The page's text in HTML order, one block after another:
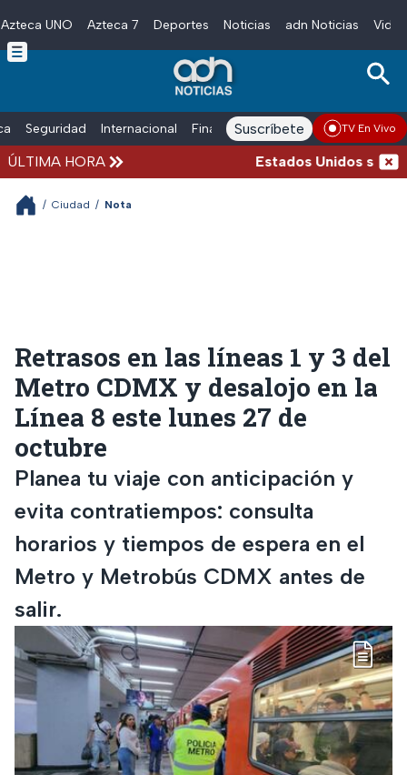
Skip to main content
Azteca UNO Azteca 7 Deportes Noticias adn Noticias
Seguridad Internacional Finanzas adn Noticias Radio
Suscríbete TV En Vivo
ÚLTIMA HORA Estados Unidos
/ Ciudad / Nota
Retrasos en las líneas 1 y 3 del
Metro CDMX y desalojo en la
Línea 8 este lunes 27 de
octubre
Planea tu viaje con anticipación y
evita contratiempos: consulta
horarios y tiempos de espera en el
Metro y Metrobús CDMX antes de
salir.